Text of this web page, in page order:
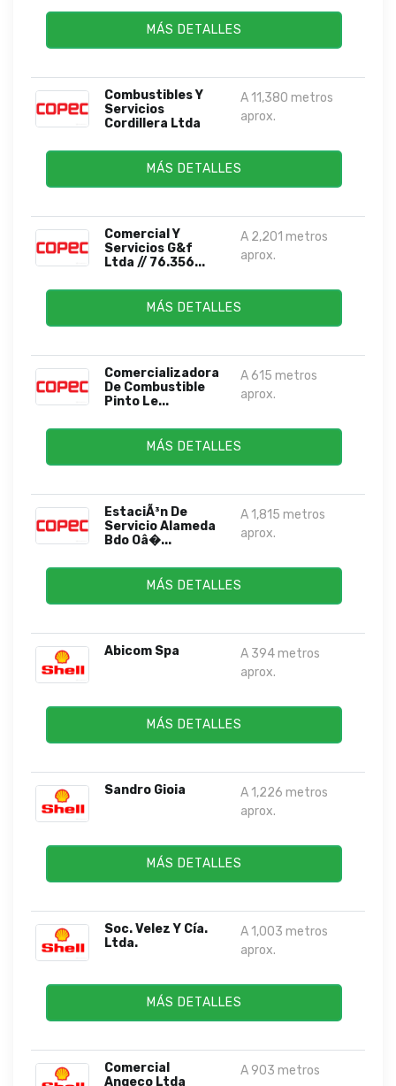
MÁS DETALLES
Combustibles Y
Servicios
Cordillera Ltda
A 11,380 metros
aprox.
MÁS DETALLES
Comercial Y
Servicios G&f
Ltda // 76.356...
A 2,201 metros
aprox.
MÁS DETALLES
Comercializadora
De Combustible
Pinto Le...
A 615 metros
aprox.
MÁS DETALLES
EstaciÃ³n De
Servicio Alameda
Bdo Oâ�...
A 1,815 metros
aprox.
MÁS DETALLES
Abicom Spa
A 394 metros
aprox.
MÁS DETALLES
Sandro Gioia
A 1,226 metros
aprox.
MÁS DETALLES
Soc. Velez Y Cía.
Ltda.
A 1,003 metros
aprox.
MÁS DETALLES
Comercial
Angeco Ltda
A 903 metros